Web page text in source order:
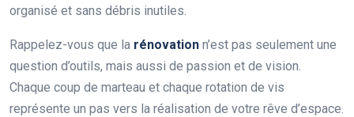
organisé et sans débris inutiles.
Rappelez-vous que la rénovation n’est pas seulement une
question d’outils, mais aussi de passion et de vision.
Chaque coup de marteau et chaque rotation de vis
représente un pas vers la réalisation de votre rêve d’espace.